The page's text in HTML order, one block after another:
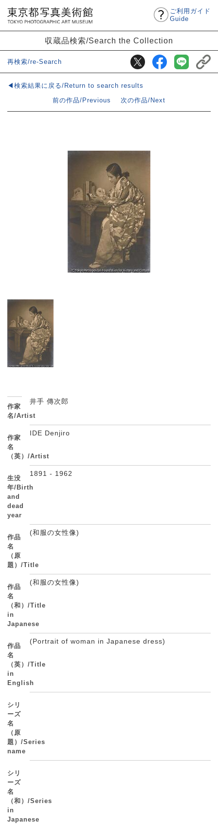
ご利用ガイド
Guide
収蔵品検索/Search the Collection
再検索/re-Search
◀検索結果に戻る/Return to search results
前の作品/Previous
次の作品/Next
作家
名/Artist
井手 傳次郎
作家
名
（英）/Artist
IDE Denjiro
生没
年/Birth
and
dead
year
1891 - 1962
作品
名
（原
題）/Title
(和服の女性像)
作品
名
（和）/Title
in
Japanese
(和服の女性像)
作品
名
（英）/Title
in
English
(Portrait of woman in Japanese dress)
シリ
ーズ
名
（原
題）/Series
name
シリ
ーズ
名
（和）/Series
in
Japanese